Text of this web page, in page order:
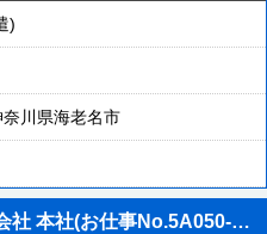
)
川県海老名市
日研トータルソーシング株式会社 本社(お仕事No.5A050-JS)